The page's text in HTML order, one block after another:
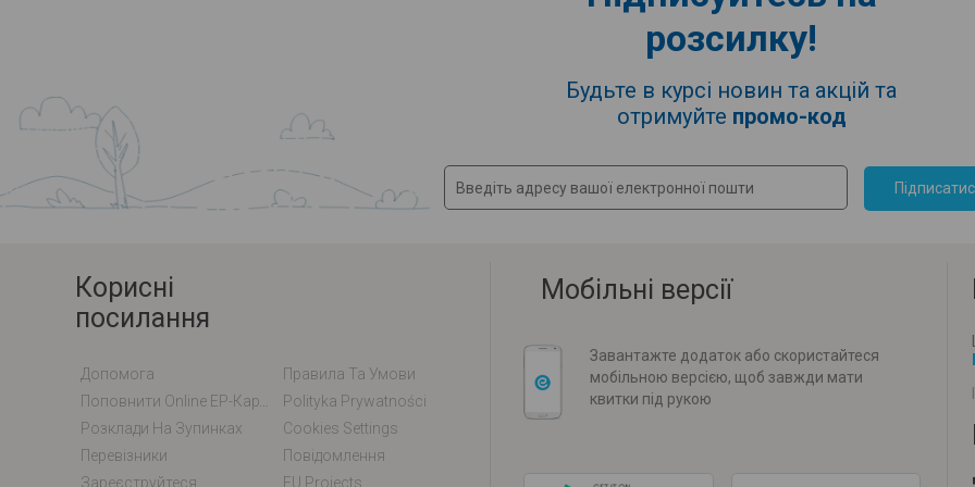
розсилку!
Будьте в курсі новин та акцій та
отримуйте промо-код
Корисні
посилання
Допомога
Правила Та Умови
Polityka Prywatności
Розклади На Зупинках
Cookies Settings
Перевізники
Повідомлення
Зареєструйтеся
EU Projects
Мобільні версії
Завантажте додаток або скористайтеся
мобільною версією, щоб завжди мати
квитки під рукою